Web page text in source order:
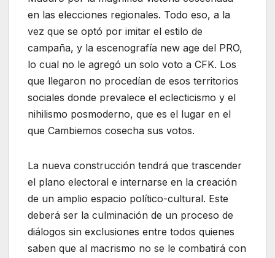
en las elecciones regionales. Todo eso, a la
vez que se optó por imitar el estilo de
campaña, y la escenografía new age del PRO,
lo cual no le agregó un solo voto a CFK. Los
que llegaron no procedían de esos territorios
sociales donde prevalece el eclecticismo y el
nihilismo posmoderno, que es el lugar en el
que Cambiemos cosecha sus votos.
La nueva construcción tendrá que trascender
el plano electoral e internarse en la creación
de un amplio espacio político-cultural. Este
deberá ser la culminación de un proceso de
diálogos sin exclusiones entre todos quienes
saben que al macrismo no se le combatirá con